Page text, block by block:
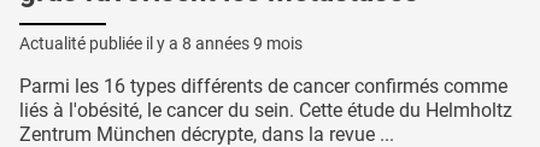
Actualité publiée il y a 8 années 9 mois
Parmi les 16 types différents de cancer confirmés comme
liés à l'obésité, le cancer du sein. Cette étude du Helmholtz
Zentrum München décrypte, dans la revue ...